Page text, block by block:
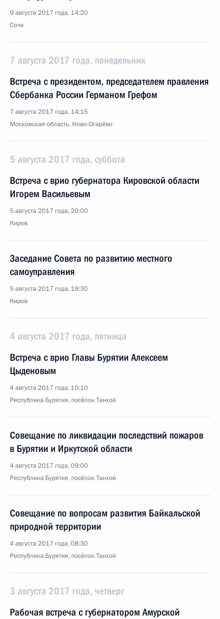
9 августа 2017 года, 14:20
Сочи
7 августа 2017 года, понедельник
Встреча с президентом, председателем правления
Сбербанка России Германом Грефом
7 августа 2017 года, 14:15
Московская область, Ново-Огарёво
5 августа 2017 года, суббота
Встреча с врио губернатора Кировской области
Игорем Васильевым
5 августа 2017 года, 20:00
Киров
Заседание Совета по развитию местного
самоуправления
5 августа 2017 года, 19:30
Киров
4 августа 2017 года, пятница
Встреча с врио Главы Бурятии Алексеем
Цыденовым
4 августа 2017 года, 10:10
Республика Бурятия, посёлок Танхой
Совещание по ликвидации последствий пожаров
в Бурятии и Иркутской области
4 августа 2017 года, 09:00
Республика Бурятия, посёлок Танхой
Совещание по вопросам развития Байкальской
природной территории
4 августа 2017 года, 08:30
Республика Бурятия, посёлок Танхой
3 августа 2017 года, четверг
Рабочая встреча с губернатором Амурской